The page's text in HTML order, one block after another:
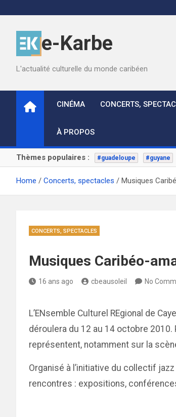
to
content
e-Karbe
L'actualité culturelle du monde caribéen
CINÉMA CONCERTS,
À PROPOS
Thèmes populaires : #guadeloupe #guyane
Home Concerts, spectacles Musiques
CONCERTS, SPECTACLES
Musiques Caribéo-
16 ans ago cbeausoleil No
L’ENsemble Culturel REgional de
déroulera du 12 au 14 octobre
représentent, notamment sur la
Organisé à l’initiative du collectif
rencontres : expositions,